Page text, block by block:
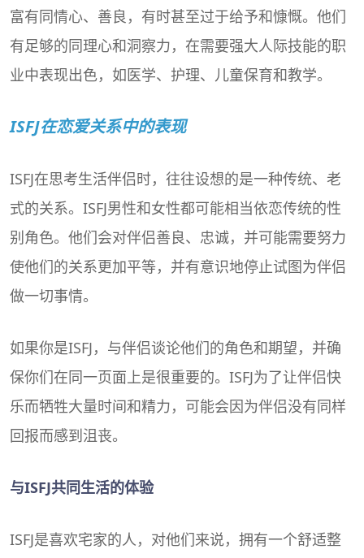
富有同情心、善良，有时甚至过于给予和慷慨。他们
有足够的同理心和洞察力，在需要强大人际技能的职
业中表现出色，如医学、护理、儿童保育和教学。
ISFJ在恋爱关系中的表现
ISFJ在思考生活伴侣时，往往设想的是一种传统、老
式的关系。ISFJ男性和女性都可能相当依恋传统的性
别角色。他们会对伴侣善良、忠诚，并可能需要努力
使他们的关系更加平等，并有意识地停止试图为伴侣
做一切事情。
如果你是ISFJ，与伴侣谈论他们的角色和期望，并确
保你们在同一页面上是很重要的。ISFJ为了让伴侣快
乐而牺牲大量时间和精力，可能会因为伴侣没有同样
回报而感到沮丧。
与ISFJ共同生活的体验
ISFJ是喜欢宅家的人，对他们来说，拥有一个舒适整